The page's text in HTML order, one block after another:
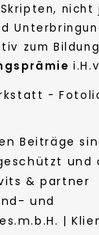
nicht
zum
-
Beiträge
und
& partner
und
|